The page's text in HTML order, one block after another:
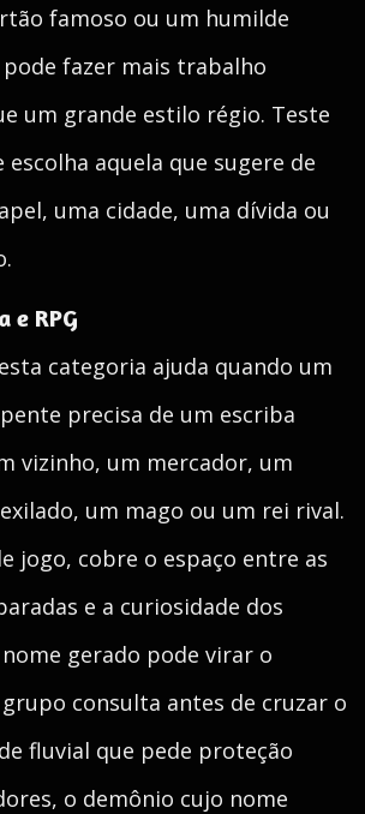
famoso ou um humilde
fazer mais trabalho
um grande estilo régio. Teste
escolha aquela que sugere de
uma cidade, uma dívida ou
e RPG
categoria ajuda quando um
precisa de um escriba
vizinho, um mercador, um
um mago ou um rei rival.
jogo, cobre o espaço entre as
e a curiosidade dos
gerado pode virar o
consulta antes de cruzar o
fluvial que pede proteção
o demônio cujo nome